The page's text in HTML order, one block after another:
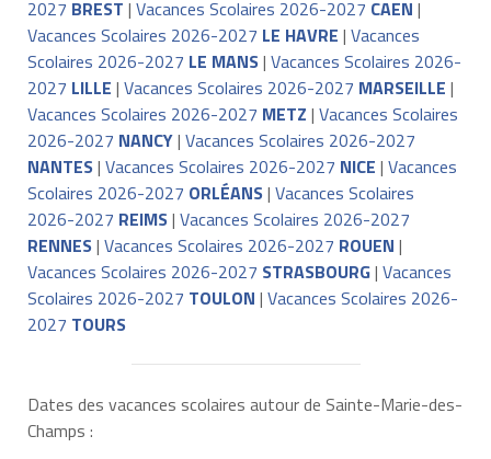
2027 BREST | Vacances Scolaires 2026-2027 CAEN |
Vacances Scolaires 2026-2027 LE HAVRE | Vacances
Scolaires 2026-2027 LE MANS| Vacances Scolaires 2026-
2027 LILLE | Vacances Scolaires 2026-2027 MARSEILLE |
Vacances Scolaires 2026-2027 METZ | Vacances Scolaires
2026-2027 NANCY| Vacances Scolaires 2026-2027
NANTES| Vacances Scolaires 2026-2027 NICE | Vacances
Scolaires 2026-2027 ORLÉANS| Vacances Scolaires
2026-2027 REIMS| Vacances Scolaires 2026-2027
RENNES| Vacances Scolaires 2026-2027 ROUEN |
Vacances Scolaires 2026-2027 STRASBOURG| Vacances
Scolaires 2026-2027 TOULON | Vacances Scolaires 2026-
2027 TOURS
Dates des vacances scolaires autour de Sainte-Marie-des-
Champs :